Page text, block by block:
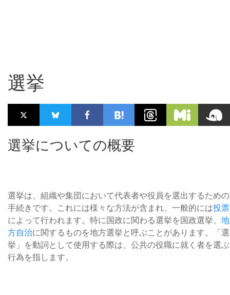
選挙
選挙についての概要
選挙は、組織や集団において代表者や役員を選出するための
手続きです。これには様々な方法が含まれ、一般的には投票
によって行われます。特に国政に関わる選挙を国政選挙、 地
方自治に関するものを地方選挙と呼ぶことがあります。「選
挙」を動詞として使用する際は、公共の役職に就く者を選ぶ
行為を指します。